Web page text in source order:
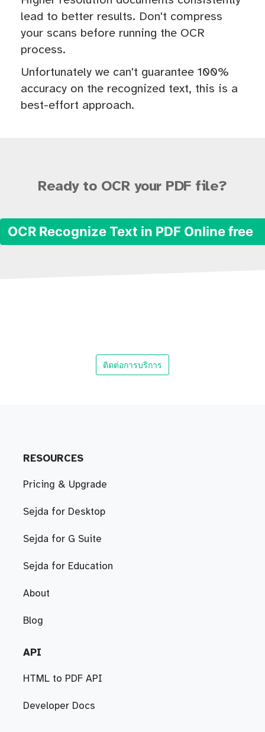
lead to better results. Don't compress
your scans before running the OCR
process.
Unfortunately we can't guarantee 100%
accuracy on the recognized text, this is a
best-effort approach.
Ready to OCR your PDF file?
OCR Recognize Text in PDF Online free
ติดต่อการบริการ
RESOURCES
Pricing & Upgrade
Sejda for Desktop
Sejda for G Suite
Sejda for Education
About
Blog
API
HTML to PDF API
Developer Docs